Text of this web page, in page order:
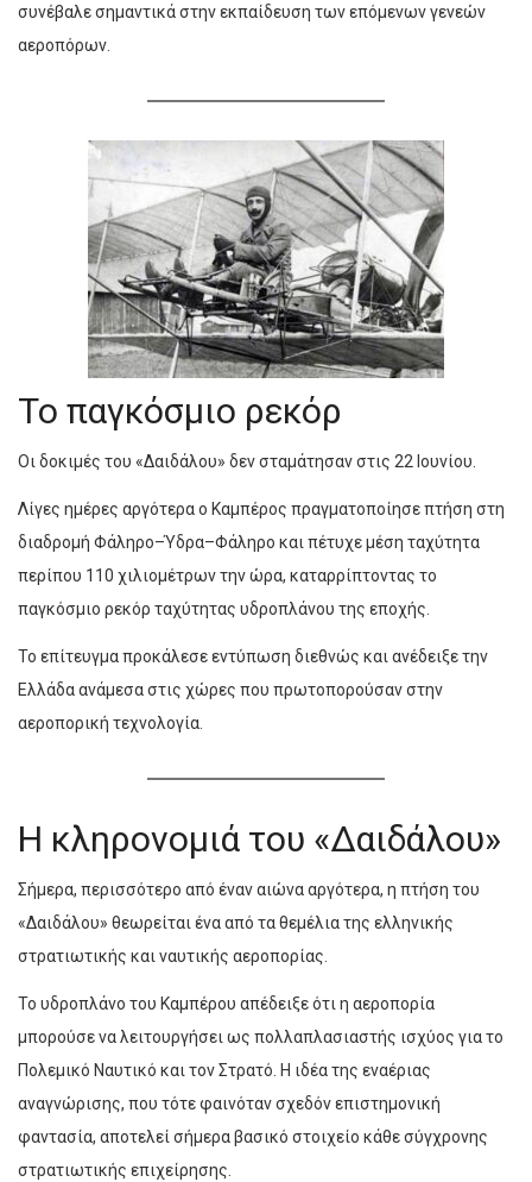
συνέβαλε σημαντικά στην εκπαίδευση των επόμενων γενεών
αεροπόρων.
Το παγκόσμιο ρεκόρ
Οι δοκιμές του «Δαιδάλου» δεν σταμάτησαν στις 22 Ιουνίου.
Λίγες ημέρες αργότερα ο Καμπέρος πραγματοποίησε πτήση στη
διαδρομή Φάληρο–Ύδρα–Φάληρο και πέτυχε μέση ταχύτητα
περίπου 110 χιλιομέτρων την ώρα, καταρρίπτοντας το
παγκόσμιο ρεκόρ ταχύτητας υδροπλάνου της εποχής.
Το επίτευγμα προκάλεσε εντύπωση διεθνώς και ανέδειξε την
Ελλάδα ανάμεσα στις χώρες που πρωτοπορούσαν στην
αεροπορική τεχνολογία.
Η κληρονομιά του «Δαιδάλου»
Σήμερα, περισσότερο από έναν αιώνα αργότερα, η πτήση του
«Δαιδάλου» θεωρείται ένα από τα θεμέλια της ελληνικής
στρατιωτικής και ναυτικής αεροπορίας.
Το υδροπλάνο του Καμπέρου απέδειξε ότι η αεροπορία
μπορούσε να λειτουργήσει ως πολλαπλασιαστής ισχύος για το
Πολεμικό Ναυτικό και τον Στρατό. Η ιδέα της εναέριας
αναγνώρισης, που τότε φαινόταν σχεδόν επιστημονική
φαντασία, αποτελεί σήμερα βασικό στοιχείο κάθε σύγχρονης
στρατιωτικής επιχείρησης.